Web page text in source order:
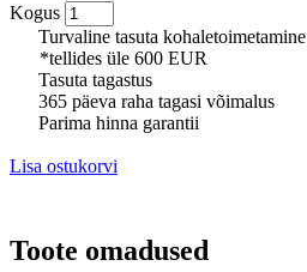
Kogus
Turvaline tasuta kohaletoimetamine
*tellides üle 600 EUR
Tasuta tagastus
365 päeva raha tagasi võimalus
Parima hinna garantii
Lisa ostukorvi
Toote omadused